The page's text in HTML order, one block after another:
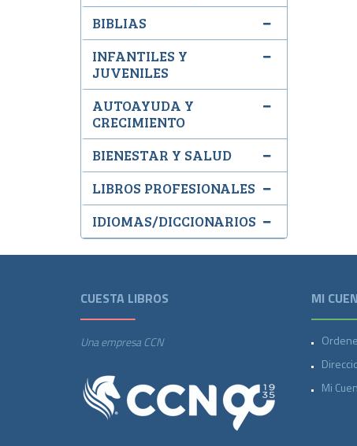
BIBLIAS
INFANTILES Y
JUVENILES
AUTOAYUDA Y
CRECIMIENTO
BIENESTAR Y SALUD
LIBROS PROFESIONALES
IDIOMAS/DICCIONARIOS
CUESTA LIBROS
Una empresa CCN
MI
Mi